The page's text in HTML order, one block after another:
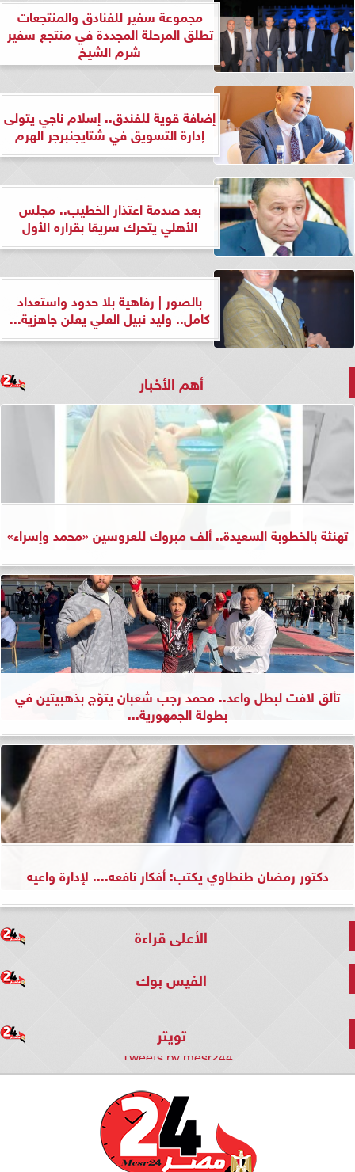
مجموعة سفير للفنادق والمنتجعات
تطلق المرحلة المجددة في منتجع سفير
شرم الشيخ
إضافة قوية للفندق.. إسلام ناجي يتولى
إدارة التسويق في شتايجنبرجر الهرم
بعد صدمة اعتذار الخطيب.. مجلس
الأهلي يتحرك سريعًا بقراره الأول
بالصور | رفاهية بلا حدود واستعداد
كامل.. وليد نبيل العلي يعلن جاهزية...
أهم الأخبار
تهنئة بالخطوبة السعيدة.. ألف مبروك للعروسين «محمد وإسراء»
تألق لافت لبطل واعد.. محمد رجب شعبان يتوّج بذهبيتين في
بطولة الجمهورية...
دكتور رمضان طنطاوي يكتب: أفكار نافعه.... لإدارة واعيه
الأعلى قراءة
الفيس بوك
تويتر
Tweets by mesr244